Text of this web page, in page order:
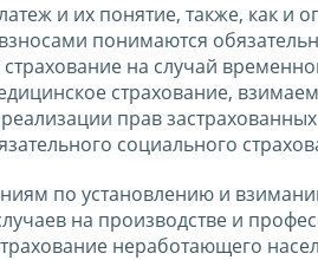
и их понятие, также, как и
понимаются
на случай
страхование,
прав
социального
по установлению и
на производстве и
неработающего